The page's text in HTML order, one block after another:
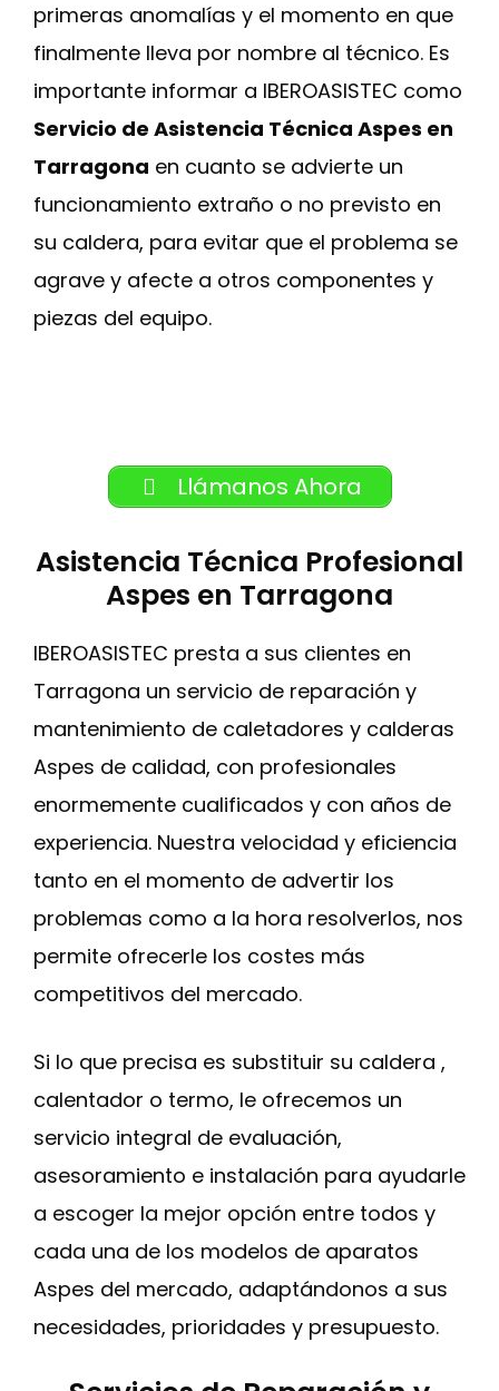
primeras anomalías y el momento en que
finalmente lleva por nombre al técnico. Es
importante informar a IBEROASISTEC como
Servicio de Asistencia Técnica Aspes en
Tarragona en cuanto se advierte un
funcionamiento extraño o no previsto en
su caldera, para evitar que el problema se
agrave y afecte a otros componentes y
piezas del equipo.
Llámanos Ahora
Asistencia Técnica Profesional
Aspes en Tarragona
IBEROASISTEC presta a sus clientes en
Tarragona un servicio de reparación y
mantenimiento de caletadores y calderas
Aspes de calidad, con profesionales
enormemente cualificados y con años de
experiencia. Nuestra velocidad y eficiencia
tanto en el momento de advertir los
problemas como a la hora resolverlos, nos
permite ofrecerle los costes más
competitivos del mercado.
Si lo que precisa es substituir su caldera ,
calentador o termo, le ofrecemos un
servicio integral de evaluación,
asesoramiento e instalación para ayudarle
a escoger la mejor opción entre todos y
cada una de los modelos de aparatos
Aspes del mercado, adaptándonos a sus
necesidades, prioridades y presupuesto.